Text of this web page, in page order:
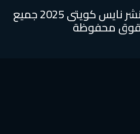
حقوق الطبع والنشر نايس كويتى 2025 جميع
محفوظة